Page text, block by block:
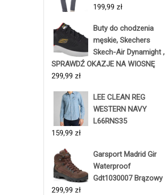
199,99 zł
Buty do chodzenia
męskie, Skechers
Skech-Air Dynamight ,
SPRAWDŹ OKAZJE NA WIOSNĘ
299,99 zł
LEE CLEAN REG
WESTERN NAVY
L66RNS35
159,99 zł
Garsport Madrid Gir
Waterproof
Gdt1030007 Brązowy
299,99 zł